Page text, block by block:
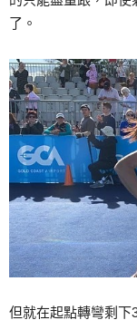
了。
但就在起點轉彎剩下